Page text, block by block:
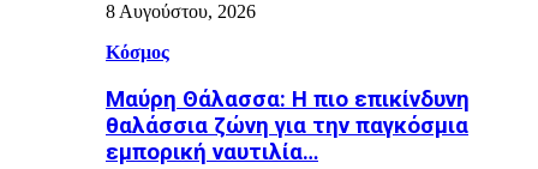
8 Αυγούστου, 2026
Κόσμος
Μαύρη Θάλασσα: Η πιο επικίνδυνη
θαλάσσια ζώνη για την παγκόσμια
εμπορική ναυτιλία…